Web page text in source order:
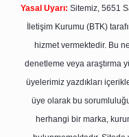
Yasal Uyarı: Sitemiz, 5651
İletişim Kurumu (BTK)
hizmet vermektedir. Bu
denetleme veya araştırma
üyelerimiz yazdıkları
üye olarak bu
herhangi bir marka,